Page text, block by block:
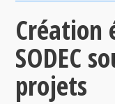
Création
SODEC
projets